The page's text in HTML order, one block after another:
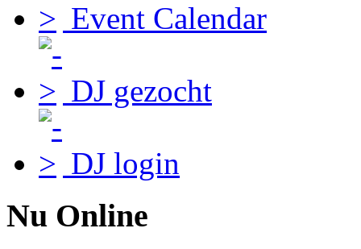
Event Calendar
DJ gezocht
DJ login
Nu Online